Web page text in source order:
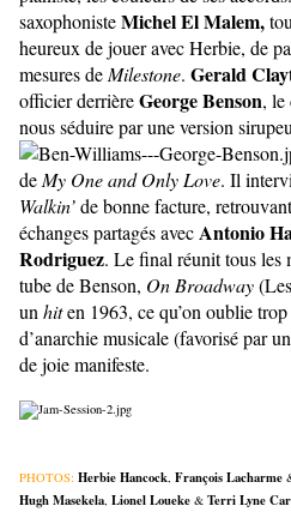
saxophonisteMichel El Malem,
heureux de jouer avec Herbie, de
mesures de Milestone. Gerald
officier derrièreGeorge Benson, le
nous séduire par une version
de My One and Only Love. Il
Walkin’de bonne facture,
échanges partagés avecAntonio
Rodriguez. Le final réunit tous les
tube de Benson, On Broadway(Les
un hiten 1963, ce qu’on oublie
d’anarchie musicale (favorisé par
de joie manifeste.
PHOTOS: Herbie Hancock, François Lacharme
Hugh Masekela, Lionel Loueke & Terri Lyne